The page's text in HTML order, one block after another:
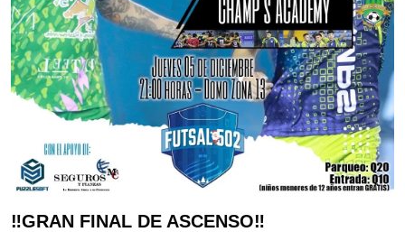
‼️GRAN FINAL DE ASCENSO‼️